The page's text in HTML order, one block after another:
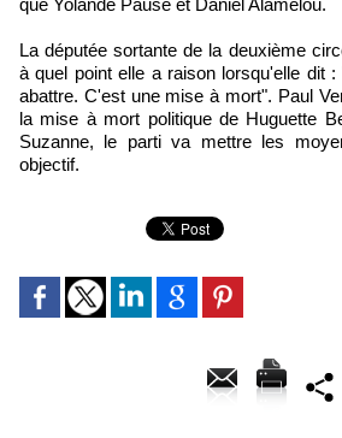
que Yolande Pausé et Daniel Alamélou.
La députée sortante de la deuxième
à quel point elle a raison lorsqu'elle dit
abattre. C'est une mise à mort". Paul
la mise à mort politique de Huguette
Suzanne, le parti va mettre les
objectif.